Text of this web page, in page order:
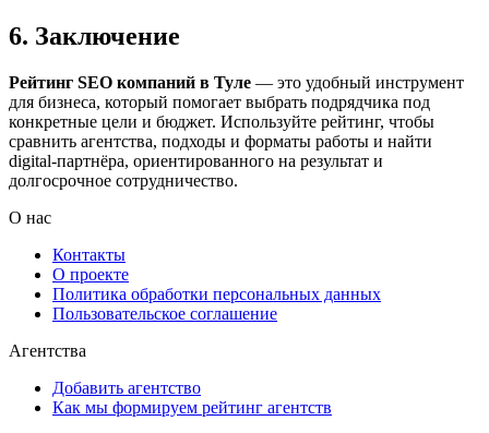
6. Заключение
Рейтинг SEO компаний в Туле — это удобный инструмент
для бизнеса, который помогает выбрать подрядчика под
конкретные цели и бюджет. Используйте рейтинг, чтобы
сравнить агентства, подходы и форматы работы и найти
digital-партнёра, ориентированного на результат и
долгосрочное сотрудничество.
О нас
Контакты
О проекте
Политика обработки персональных данных
Пользовательское соглашение
Агентства
Добавить агентство
Как мы формируем рейтинг агентств